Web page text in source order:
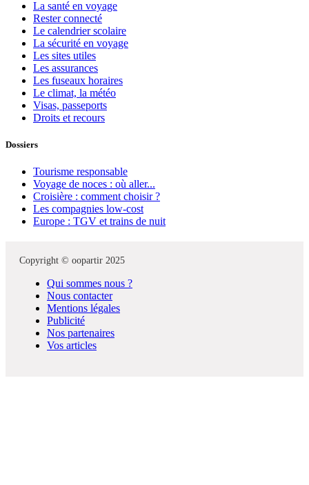
La santé en voyage
Rester connecté
Le calendrier scolaire
La sécurité en voyage
Les sites utiles
Les assurances
Les fuseaux horaires
Le climat, la météo
Visas, passeports
Droits et recours
Dossiers
Tourisme responsable
Voyage de noces : où aller...
Croisière : comment choisir ?
Les compagnies low-cost
Europe : TGV et trains de nuit
Copyright © oopartir 2025
Qui sommes nous ?
Nous contacter
Mentions légales
Publicité
Nos partenaires
Vos articles